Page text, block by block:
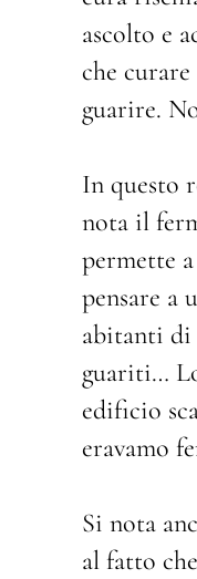
ascolto e
che
guarire.
In questo
nota il
permette
pensare a
abitanti di
guariti…
edificio
eravamo
Si nota
al fatto